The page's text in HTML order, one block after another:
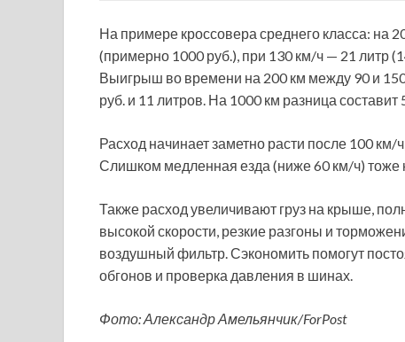
На примере кроссовера среднего класса: на
(примерно 1000 руб.), при 130 км/ч — 21 литр
Выигрыш во времени на 200 км между 90 и
руб. и 11 литров. На 1000 км разница составит
Расход начинает заметно расти после 100
Слишком медленная езда (ниже 60 км/ч) тоже
Также расход увеличивают груз на крыше,
высокой скорости, резкие разгоны и
воздушный фильтр. Сэкономить помогут
обгонов и проверка давления в шинах.
Фото: Александр Амельянчик/ForPost